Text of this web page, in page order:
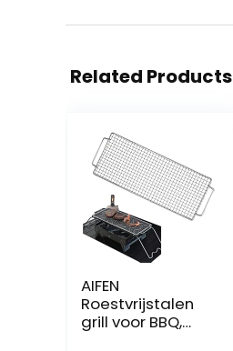
Related Products
AIFEN
Roestvrijstalen
grill voor BBQ,